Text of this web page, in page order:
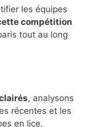
les équipes
compétition
tout au long
, analysons
récentes et les
en lice.